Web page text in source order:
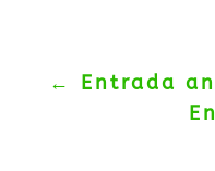
← Entrada